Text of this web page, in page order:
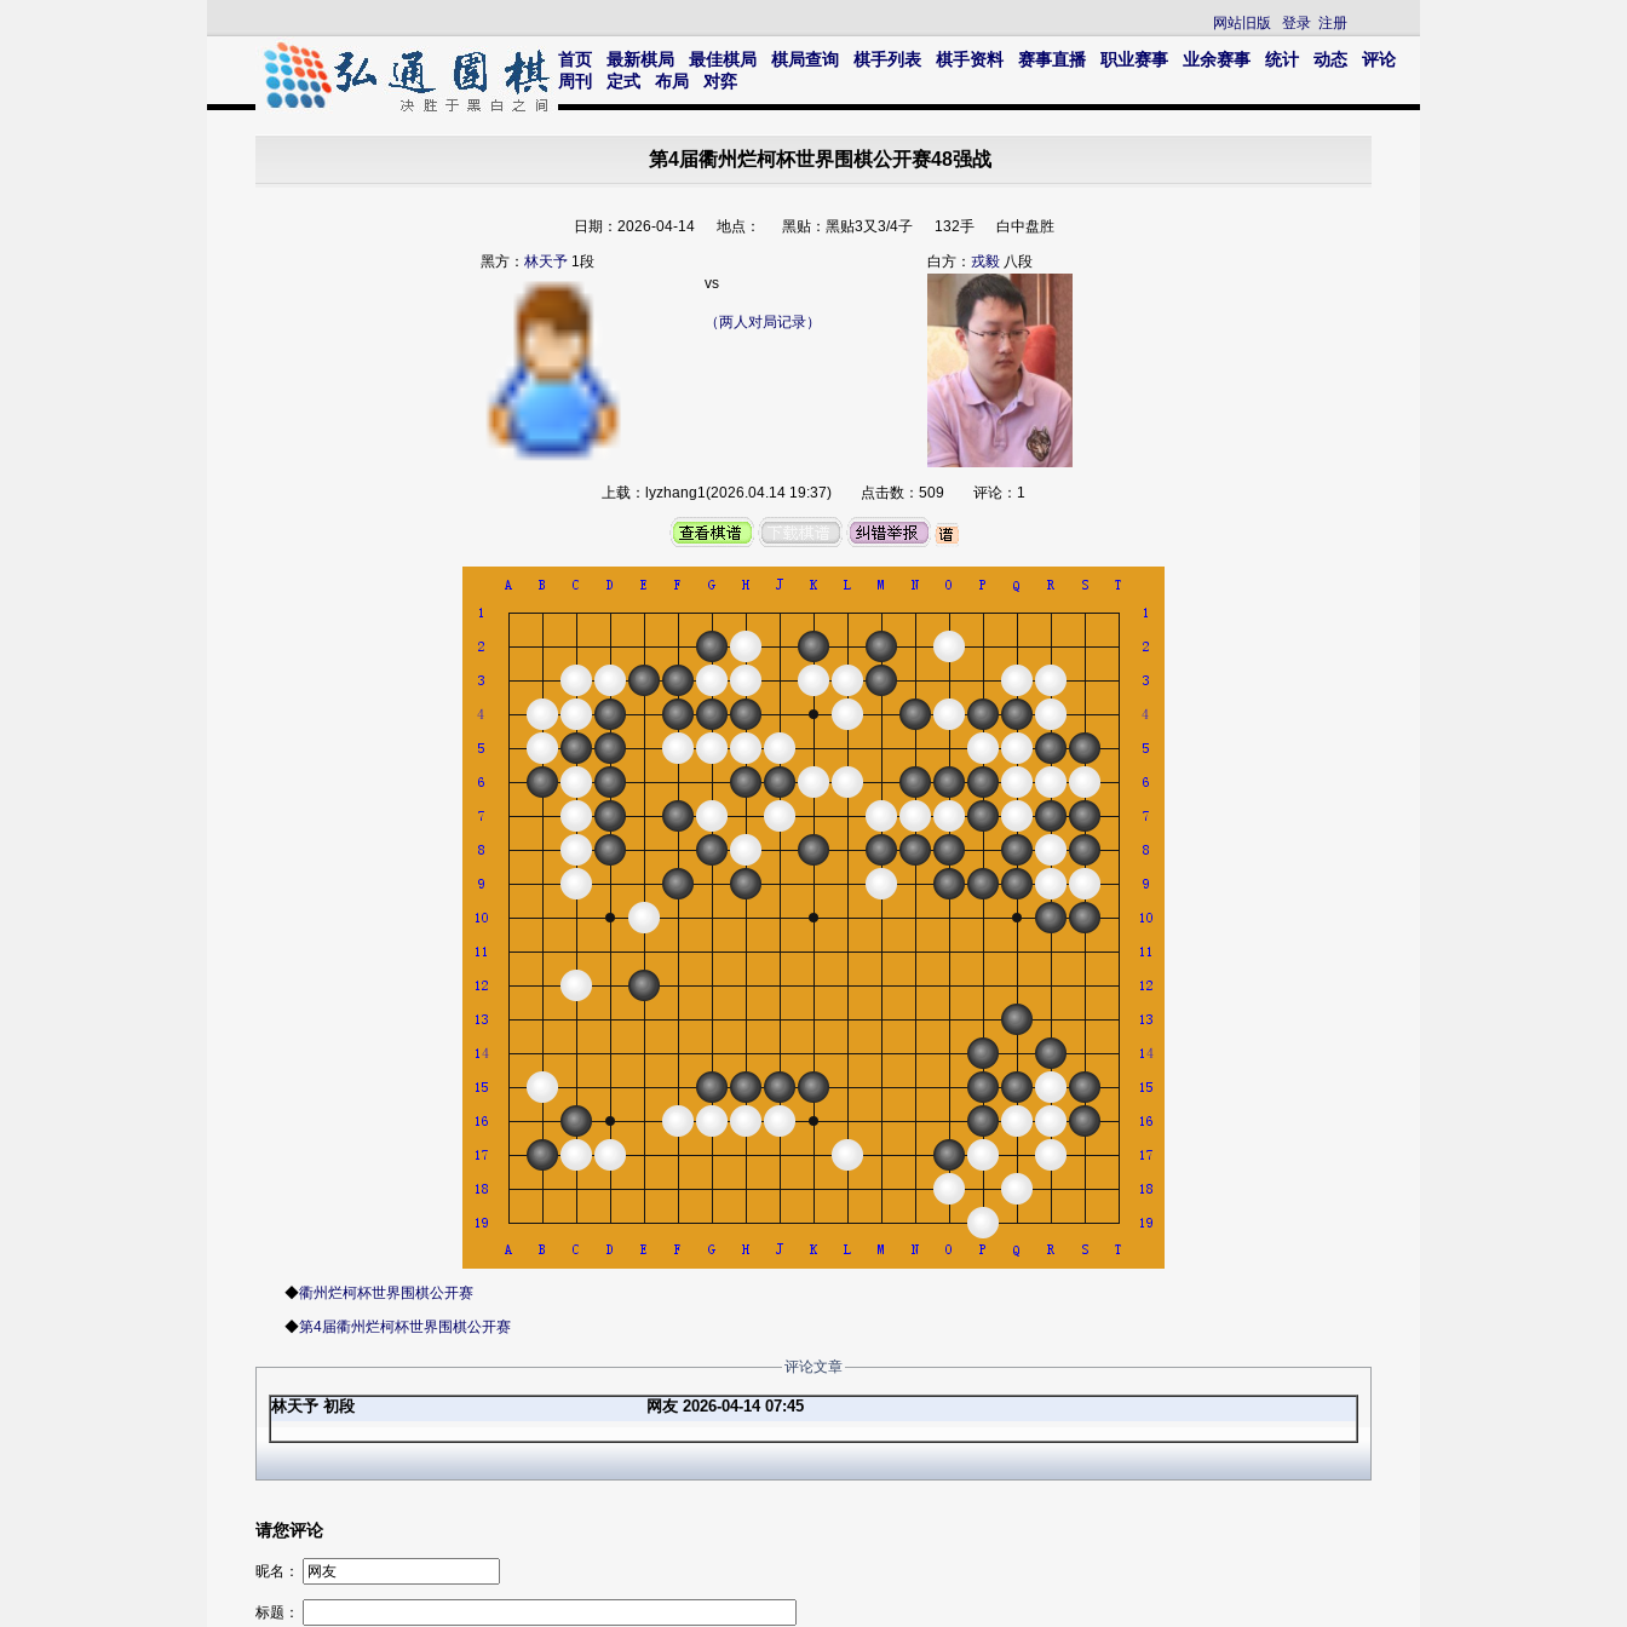
网站旧版 登录 注册
首页 最新棋局 最佳棋局 棋局查询 棋手列表 棋手资料 赛事直播 职业赛事 业余赛事 统计 动态
评论
周刊
定式 布局 对弈
第4届衢州烂柯杯世界围棋公开赛48强战
日期：2026-04-14 地点： 黑贴：黑贴3又3/4子 132手 白中盘胜
黑方： 林天予 1段 白方： 戎毅 八段
vs
（两人对局记录）
上载：lyzhang1(2026.04.14 19:37) 点击数：509 评论：1
◆衢州烂柯杯世界围棋公开赛
◆第4届衢州烂柯杯世界围棋公开赛
评论文章
林天予 初段 网友 2026-04-14 07:45
请您评论
昵名：
标题：